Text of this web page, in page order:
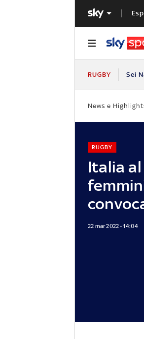
RUGBY Sei
News e
Italia
RUGBY
22 mar 2022 - 14:04